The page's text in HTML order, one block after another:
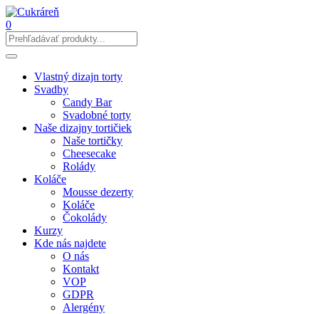
0
Vlastný dizajn torty
Svadby
Candy Bar
Svadobné torty
Naše dizajny tortičiek
Naše tortičky
Cheesecake
Rolády
Koláče
Mousse dezerty
Koláče
Čokolády
Kurzy
Kde nás najdete
O nás
Kontakt
VOP
GDPR
Alergény